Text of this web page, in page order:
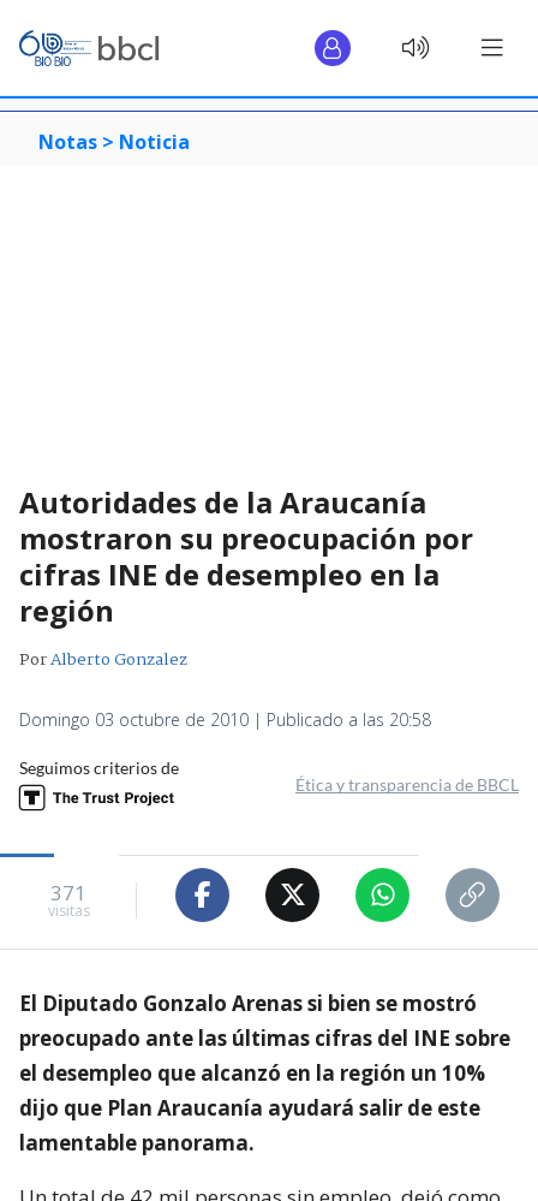
Notas > Noticia
Autoridades de la Araucanía
mostraron su preocupación por
cifras INE de desempleo en la
región
PorAlberto Gonzalez
Domingo 03 octubre de 2010 | Publicado a las 20:58
Seguimos criterios de
Ética y transparencia de BBCL
371
visitas
El Diputado Gonzalo Arenas si bien se mostró
preocupado ante las últimas cifras del INE sobre
el desempleo que alcanzó en la región un 10%
dijo que Plan Araucanía ayudará salir de este
lamentable panorama.